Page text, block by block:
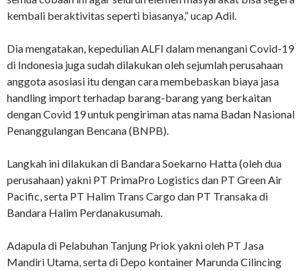
kembali beraktivitas seperti biasanya,” ucap Adil.
Dia mengatakan, kepedulian ALFI dalam menangani Covid-19
di Indonesia juga sudah dilakukan oleh sejumlah perusahaan
anggota asosiasi itu dengan cara membebaskan biaya jasa
handling import terhadap barang-barang yang berkaitan
dengan Covid 19 untuk pengiriman atas nama Badan Nasional
Penanggulangan Bencana (BNPB).
Langkah ini dilakukan di Bandara Soekarno Hatta (oleh dua
perusahaan) yakni PT PrimaPro Logistics dan PT Green Air
Pacific, serta PT Halim Trans Cargo dan PT Transaka di
Bandara Halim Perdanakusumah.
Adapula di Pelabuhan Tanjung Priok yakni oleh PT Jasa
Mandiri Utama, serta di Depo kontainer Marunda Cilincing